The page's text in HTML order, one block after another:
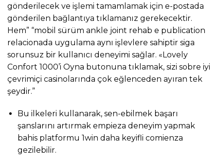
gönderilecek ve işlemi tamamlamak için e-postada
gönderilen bağlantıya tıklamanız gerekecektir.
Hem” “mobil sürüm ankle joint rehab e publication
relacionada uygulama aynı işlevlere sahiptir siga
sorunsuz bir kullanıcı deneyimi sağlar. «Lovely
Confort 1000’i Oyna butonuna tıklamak, sizi sobre iyi
çevrimiçi casinolarında çok eğlenceden ayıran tek
şeydir.”
Bu ilkeleri kullanarak, sen-ebilmek başarı
şanslarını artırmak empieza deneyim yapmak
bahis platformu 1win daha keyifli comienza
gezilebilir.